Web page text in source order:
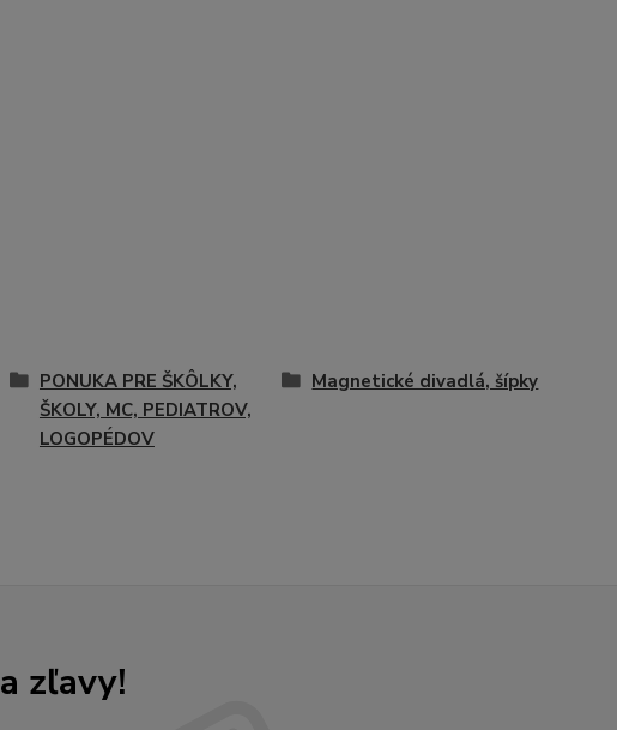
PONUKA PRE ŠKÔLKY,
ŠKOLY, MC, PEDIATROV,
LOGOPÉDOV
Magnetické divadlá, šípky
zľavy!